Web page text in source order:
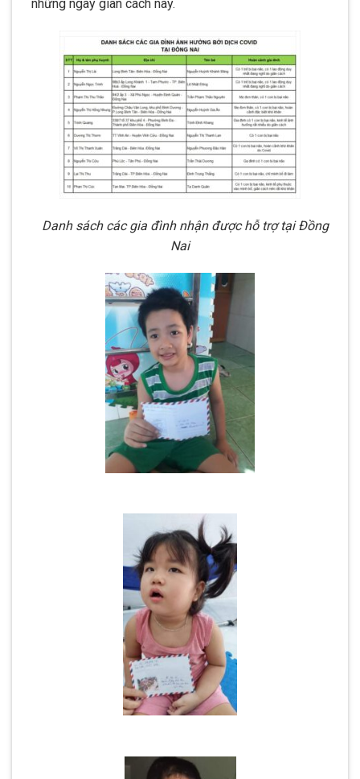
những ngày giãn cách này.
Danh sách các gia đình nhận được hỗ trợ tại Đồng
Nai